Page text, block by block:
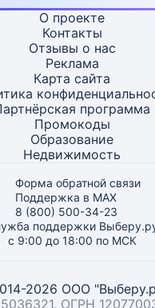
О проекте
Контакты
Отзывы о нас
Реклама
Карта сайта
программа
Промокоды
Образование
Недвижимость
Форма обратной связи
Поддержка в MAX
8 (800) 500-34-23
поддержки
с 9:00 до 18:00 по МСК
2026 ООО
ОГРН